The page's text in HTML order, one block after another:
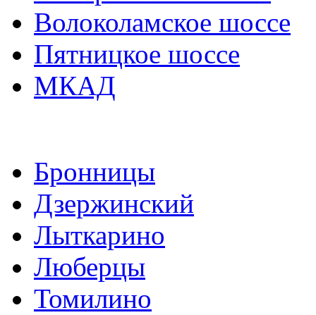
Волоколамское шоссе
Пятницкое шоссе
МКАД
Бронницы
Дзержинский
Лыткарино
Люберцы
Томилино